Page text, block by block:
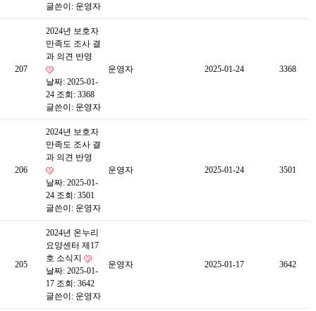
글쓴이: 운영자
207
2024년 보호자
만족도 조사 결
과 의견 반영
날짜: 2025-01-
24 조회: 3368
글쓴이: 운영자
운영자 2025-01-24 3368
206
2024년 보호자
만족도 조사 결
과 의견 반영
날짜: 2025-01-
24 조회: 3501
글쓴이: 운영자
운영자 2025-01-24 3501
205
2024년 온누리
요양센터 제17
호 소식지
날짜: 2025-01-
17 조회: 3642
글쓴이: 운영자
운영자 2025-01-17 3642